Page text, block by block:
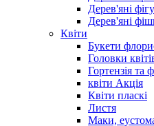
Дерев'яні
Дерев'яні
Квіти
Букети
Головки
Гортензія та
квіти Акція
Квіти пласкі
Листя
Маки,